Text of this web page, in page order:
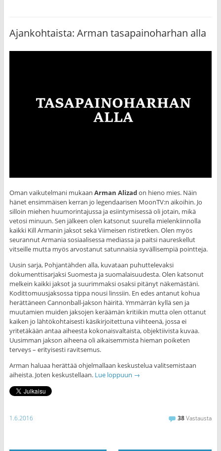
Ajankohtaista: Arman tasapainoharhan alla
Oman vaikutelmani mukaan Arman Alizadon hieno mies. Näin
hänet ensimmäisen kerran jo legendaarisen MoonTV:n aikoihin. Jo
silloin miehen huumorintajussa ja esiintymisessä oli jotain, mikä
vetosi minuun. Sen jälkeen olen katsonut suurella mielenkiinnolla
kaikki Kill Armanin jaksot sekä Viimeisen ristiretken. Olen myös
seurannut Armania sosiaalisessa mediassa ja paitsi naureskellut
vitseille mutta myös arvostanut satunnaisia syvällisempiä pointteja.
Uusin sarja, Pohjantähden alla, kuvataan puhuttelevaksi
dokumenttisarjaksi Suomesta ja suomalaisuudesta. Olen katsonut
melkein kaikki jaksot ja suurimmaksi osaksi pitänyt näkemästäni.
Kodittomuusjaksossa tippa nousi linssiin. En edes antanut kohua
herättäneen Cannonball-jakson häiritä. Ymmärrän kyllä sen ja
muutamien muiden jaksojen keräämän kritiikin mutta olen ottanut
kaiken jo lähtökohtaisesti käsikirjoitettuna viihteenä, jossa ei
yritetäkään antaa aiheesta kokonaisvaltaista, objektiivista kuvaa.
Uusimman jakson aiheena oli aikaisemmista hieman poiketen
terveys – erityisesti ravitsemus.
Arman haluaa herättää ohjelmallaan keskustelua valitsemistaan
aiheista. Joten keskustellaan. Lue loppuun →
1.6.2016 38Vastausta